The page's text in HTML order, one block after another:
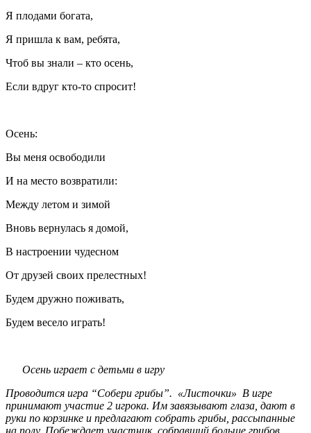
Я плодами богата,
Я пришла к вам, ребята,
Чтоб вы знали – кто осень,
Если вдруг кто-то спросит!
Осень:
Вы меня освободили
И на место возвратили:
Между летом и зимой
Вновь вернулась я домой,
В настроении чудесном
От друзей своих прелестных!
Будем дружно поживать,
Будем весело играть!
Осень играет с детьми в игру
Проводится игра “Собери грибы”. «Листочки» В игре
принимают участие 2 игрока. Им завязывают глаза, дают в
руки по корзинке и предлагают собрать грибы, рассыпанные
на полу. Побеждает участник, собравший больше грибов.